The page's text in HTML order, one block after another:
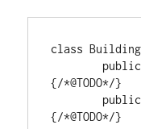
class
{/*@TODO*/}
{/*@TODO*/}